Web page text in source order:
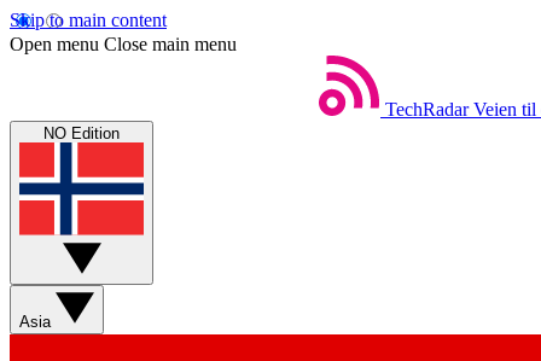
Skip to main content
Open menu Close main menu
TechRadar Veien til
NO Edition
Asia